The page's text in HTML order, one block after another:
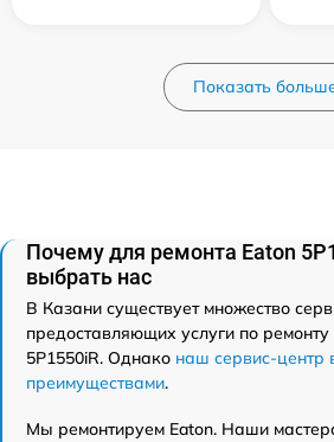
Показать
Почему для ремонта Eaton
выбрать нас
В Казани существует множество
предоставляющих услуги по ремонту
5P1550iR. Однако наш сервис-центр
преимуществами.
Мы ремонтируем Eaton. Наши